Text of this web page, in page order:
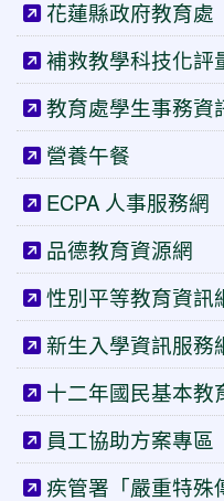
花蓮縣政府教育處
補救教學科技化評
教育處學生事務資
營養午餐
ECPA 人事服務網
品德教育資源網
性別平等教育資訊
新生入學資訊服務
十二年國民基本教
員工協助方案專區
疾管署「嚴重特殊